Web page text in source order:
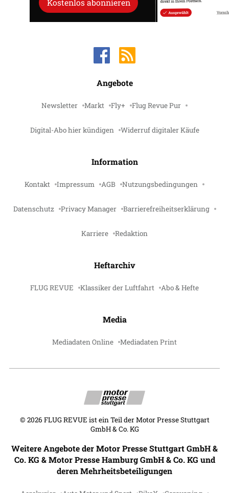
Angebote
Newsletter Markt Fly+ Flug Revue Pur
Digital-Abo hier kündigen Widerruf digitaler Käufe
Information
Kontakt Impressum AGB Nutzungsbedingungen
Datenschutz Privacy Manager Barrierefreiheitserklärung
Karriere Redaktion
Heftarchiv
FLUG REVUE Klassiker der Luftfahrt Abo & Hefte
Media
Mediadaten Online Mediadaten Print
© 2026 FLUG REVUE ist ein Teil der Motor Presse Stuttgart
GmbH & Co. KG
Weitere Angebote der Motor Presse Stuttgart GmbH &
Co. KG & Motor Presse Hamburg GmbH & Co. KG und
deren Mehrheitsbeteiligungen